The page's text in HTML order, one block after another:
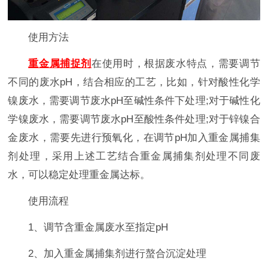
使用方法
重金属捕捉剂在使用时，根据废水特点，需要调节
不同的废水pH，结合相应的工艺，比如，针对酸性化学
镍废水，需要调节废水pH至碱性条件下处理;对于碱性化
学镍废水，需要调节废水pH至酸性条件处理;对于锌镍合
金废水，需要先进行预氧化，在调节pH加入重金属捕集
剂处理，采用上述工艺结合重金属捕集剂处理不同废
水，可以稳定处理重金属达标。
使用流程
1、调节含重金属废水至指定pH
2、加入重金属捕集剂进行螯合沉淀处理